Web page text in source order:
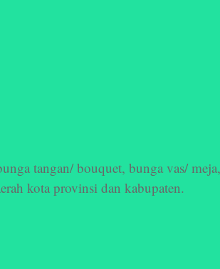
tangan/ bouquet, bunga vas/ meja,
kota provinsi dan kabupaten.